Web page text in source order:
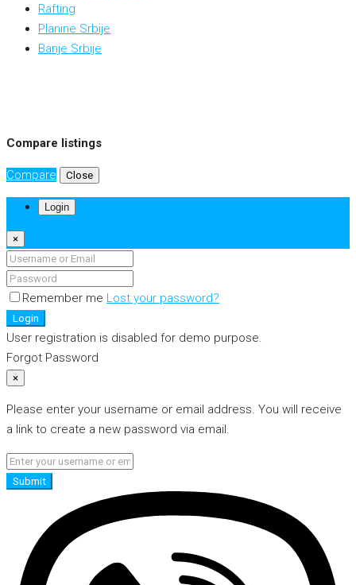
Rafting
Planine Srbije
Banje Srbije
Compare listings
Compare Close
Login
×
Remember me Lost your password?
Login
User registration is disabled for demo purpose.
Forgot Password
×
Please enter your username or email address. You will receive
a link to create a new password via email.
Submit